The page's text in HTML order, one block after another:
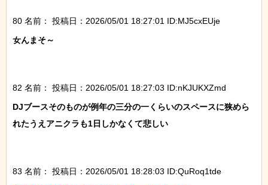
80 名前：
投稿日：2026/05/01 18:27:01 ID:MJ5cxEUje
女んまそ～
82 名前：
投稿日：2026/05/01 18:27:03 ID:nKJUKXZmd
DJブースそのものが例年の三分の一くらいのスペースに狭めら
れたうえアニクラも1日しかなくて悲しい
83 名前：
投稿日：2026/05/01 18:28:03 ID:QuRoq1tde